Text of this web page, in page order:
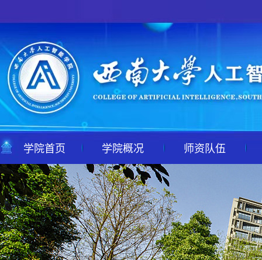
学院首页 学院概况 师资队伍